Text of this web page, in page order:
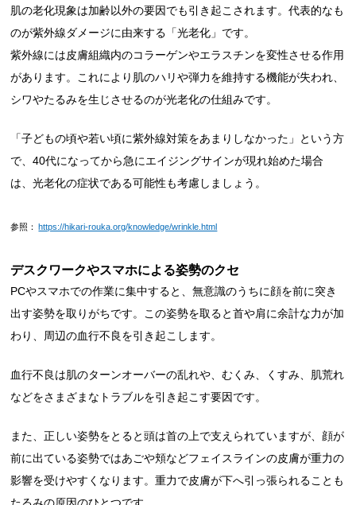
肌の老化現象は加齢以外の要因でも引き起こされます。代表的なも
のが紫外線ダメージに由来する「光老化」です。
紫外線には皮膚組織内のコラーゲンやエラスチンを変性させる作用
があります。これにより肌のハリや弾力を維持する機能が失われ、
シワやたるみを生じさせるのが光老化の仕組みです。
「子どもの頃や若い頃に紫外線対策をあまりしなかった」という方
で、40代になってから急にエイジングサインが現れ始めた場合
は、光老化の症状である可能性も考慮しましょう。
参照： https://hikari-rouka.org/knowledge/wrinkle.html
デスクワークやスマホによる姿勢のクセ
PCやスマホでの作業に集中すると、無意識のうちに顔を前に突き
出す姿勢を取りがちです。この姿勢を取ると首や肩に余計な力が加
わり、周辺の血行不良を引き起こします。
血行不良は肌のターンオーバーの乱れや、むくみ、くすみ、肌荒れ
などをさまざまなトラブルを引き起こす要因です。
また、正しい姿勢をとると頭は首の上で支えられていますが、顔が
前に出ている姿勢ではあごや頬などフェイスラインの皮膚が重力の
影響を受けやすくなります。重力で皮膚が下へ引っ張られることも